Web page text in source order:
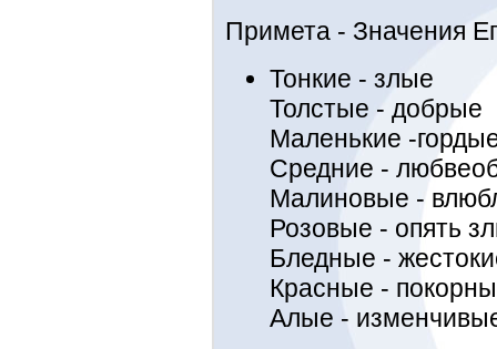
Примета - Значения
Тонкие - злые
Толстые - добрые
Маленькие -
Средние -
Малиновые -
Розовые - опять
Бледные -
Красные -
Алые -